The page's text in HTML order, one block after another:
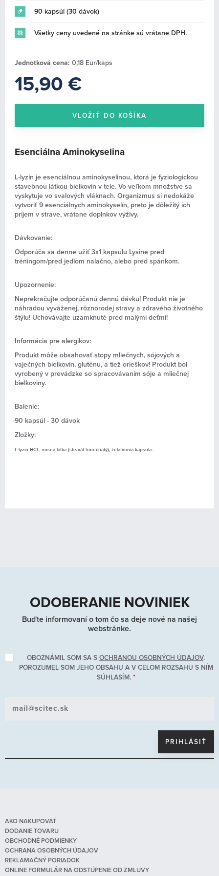
FULL FORCE NUTRITION (0)
ŠPORTOVÉ OBLEČENIE A DOPLNKY (19)
90 kapsúl (30 dávok)
Všetky ceny uvedené na stránke sú vrátane DPH.
Jednotková cena: 0,18 Eur/kaps
15,90 €
Esenciálna Aminokyselina
L-lyzín je esenciálnou aminokyselinou, ktorá je fyziologickou
stavebnou látkou bielkovín v tele. Vo veľkom množstve sa
vyskytuje vo svalových vláknach. Organizmus si nedokáže
vytvoriť 9 esenciálnych aminokyselín, preto je dôležitý ich
príjem v strave, vrátane doplnkov výživy.
Dávkovanie:
Odporúča sa denne užiť 3x1 kapsulu Lysine pred
tréningom/pred jedlom nalačno, alebo pred spánkom.
Upozornenie:
Neprekračujte odporúčanú dennú dávku! Produkt nie je
náhradou vyváženej, rôznorodej stravy a zdravého životného
štýlu! Uchovávajte uzamknuté pred malými deťmi!
Informácia pre alergikov:
Produkt môže obsahovať stopy mliečnych, sójových a
vaječných bielkovín, gluténu, a tiež orieškov! Produkt bol
vyrobený v prevádzke so spracovávaním sóje a mliečnej
bielkoviny.
Balenie:
90 kapsúl - 30 dávok
Zložky:
L-lyzín HCL, nosná látka (stearát horečnatý), želatínová kapsula.
ODOBERANIE NOVINIEK
Buďte informovaní o tom čo sa deje nové na našej
webstránke.
OBOZNÁMIL SOM SA S OCHRANOU OSOBNÝCH ÚDAJOV.
POROZUMEL SOM JEHO OBSAHU A V CELOM ROZSAHU S NÍM
SÚHLASÍM. *
AKO NAKUPOVAŤ
DODANIE TOVARU
OBCHODNÉ PODMIENKY
OCHRANA OSOBNÝCH ÚDAJOV
REKLAMAČNÝ PORIADOK
ONLINE FORMULÁR NA ODSTÚPENIE OD ZMLUVY